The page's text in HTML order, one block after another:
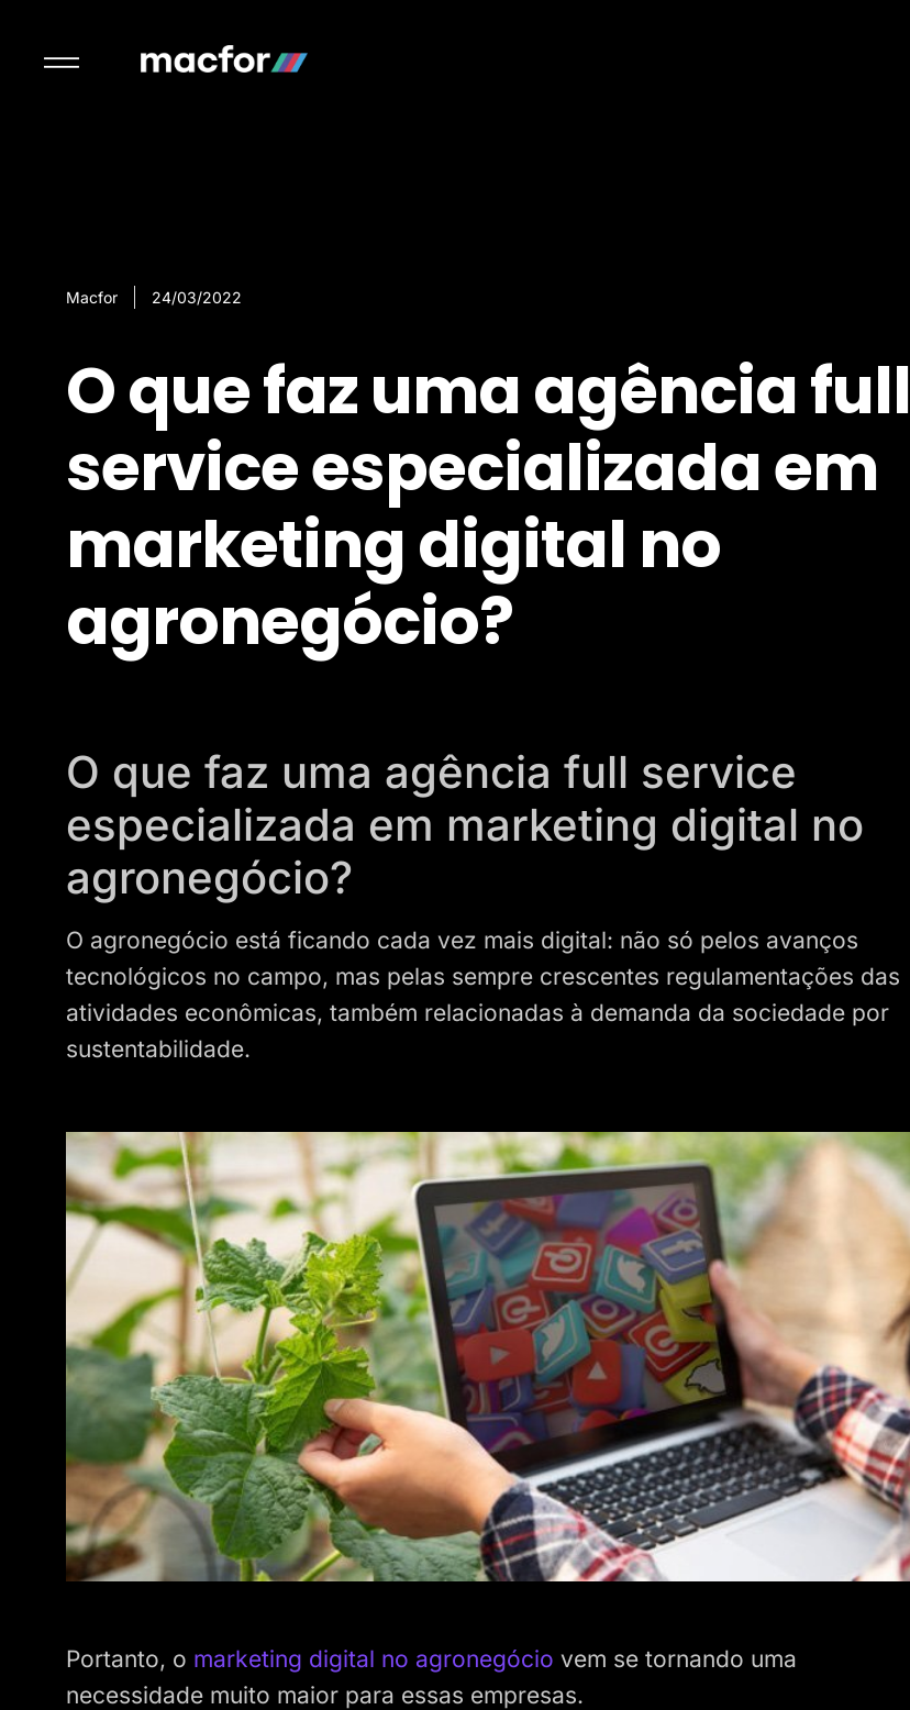
Macfor 24/03/2022
O que faz uma agência full
service especializada em
marketing digital no
agronegócio?
O que faz uma agência full service
especializada em marketing digital no
agronegócio?
O agronegócio está ficando cada vez mais digital: não só pelos avanços
tecnológicos no campo, mas pelas sempre crescentes regulamentações das
atividades econômicas, também relacionadas à demanda da sociedade por
sustentabilidade.
Portanto, o marketing digital no agronegócio vem se tornando uma
necessidade muito maior para essas empresas.